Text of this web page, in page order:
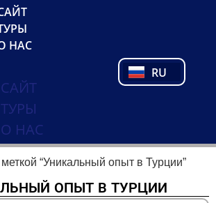
НАС
САЙТ
ТУРЫ
О НАС
RU
PT
TR
“Уникальный опыт в Турции”
ОПЫТ В ТУРЦИИ